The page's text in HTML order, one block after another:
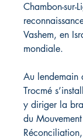
Chambon-sur-
Vashem, en
mondiale.
Au lendemain
Trocmé
y diriger la
du